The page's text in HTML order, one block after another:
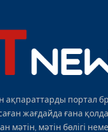
портал
жағдайда ғана
мәтін, мәтін бөлігі